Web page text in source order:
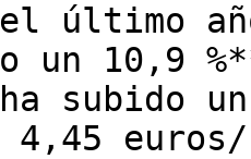
el último
un 10,9
subido
4,45